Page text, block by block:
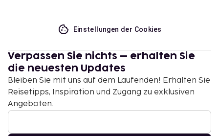
Einstellungen der Cookies
Verpassen Sie nichts – erhalten Sie
die neuesten Updates
Bleiben Sie mit uns auf dem Laufenden! Erhalten Sie
Reisetipps, Inspiration und Zugang zu exklusiven
Angeboten.